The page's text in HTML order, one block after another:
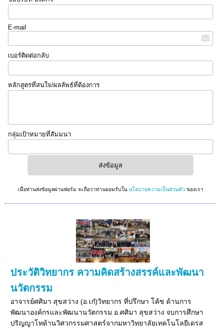
E-mail
เบอร์ติดต่อกลับ
หลักสูตรที่สนใจ/ผลลัพธ์ที่ต้องการ
กลุ่มเป้าหมายที่สัมมนา
เมื่อท่านส่งข้อมูลผ่านฟอร์ม จะถือว่าท่านยอมรับใน นโยบายความเป็นส่วนตัว ของเรา
ประวัติวิทยากร ความคิดสร้างสรรค์และพัฒนา
นวัตกรรม
อาจารย์ศศิมา สุขสว่าง (อ.เก๋)วิทยากร ที่ปรึกษา โค้ช ด้านการ
พัฒนาองค์กรและพัฒนานวัตกรรม อ.ศศิมา สุขสว่าง จบการศึกษา
ปริญญาโทด้านวิศวกรรมศาสตร์จากมหาวิทยาลัยเทคโนโลยีเดรส